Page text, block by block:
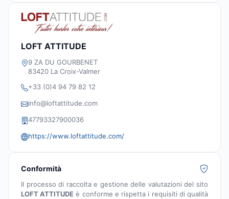
LOFT ATTITUDE
9 ZA DU GOURBENET
83420 La Croix-Valmer
+33 (0)4 94 79 82 12
info@loftattitude.com
47793327900036
https://www.loftattitude.com/
Conformità
Il processo di raccolta e gestione delle valutazioni del sito
LOFT ATTITUDE è conforme e rispetta i requisiti di qualità